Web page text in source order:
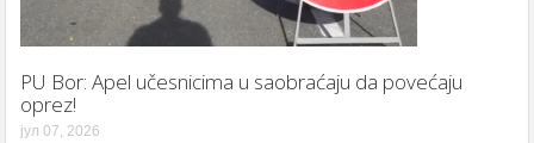
PU Bor: Apel učesnicima u saobraćaju da povećaju
oprez!
јул 07, 2026